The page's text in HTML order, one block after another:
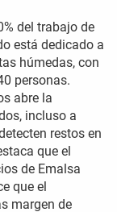
del trabajo de
está dedicado a
húmedas, con
personas.
abre la
incluso a
restos en
que el
de Emalsa
que el
margen de